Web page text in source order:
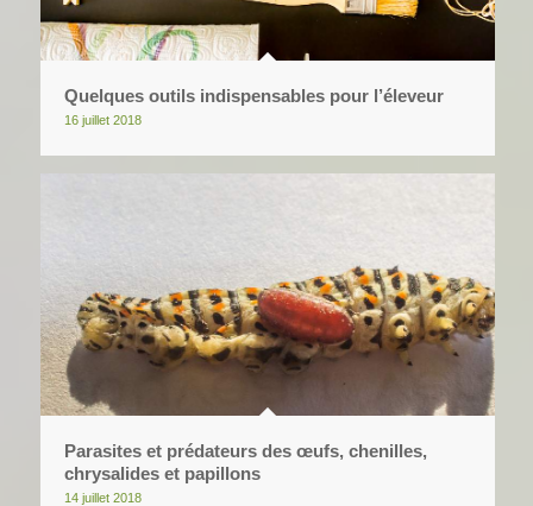
Quelques outils indispensables pour l’éleveur
16 juillet 2018
Parasites et prédateurs des œufs, chenilles,
chrysalides et papillons
14 juillet 2018